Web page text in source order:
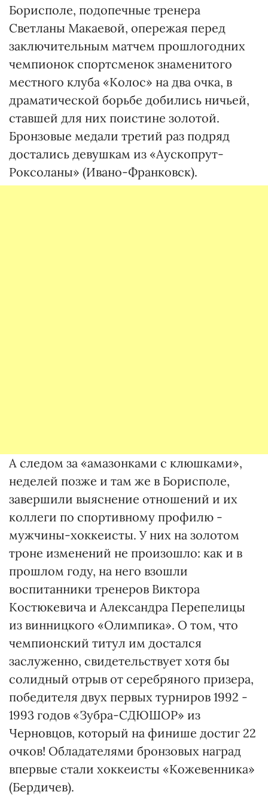
Борисполе, подопечные тренера
Светланы Макаевой, опережая перед
заключительным матчем прошлогодних
чемпионок спортсменок знаменитого
местного клуба «Колос» на два очка, в
драматической борьбе добились ничьей,
ставшей для них поистине золотой.
Бронзовые медали третий раз подряд
достались девушкам из «Аускопрут-
Роксоланы» (Ивано-Франковск).
А следом за «амазонками с клюшками»,
неделей позже и там же в Борисполе,
завершили выяснение отношений и их
коллеги по спортивному профилю -
мужчины-хоккеисты. У них на золотом
троне изменений не произошло: как и в
прошлом году, на него взошли
воспитанники тренеров Виктора
Костюкевича и Александра Перепелицы
из винницкого «Олимпика». О том, что
чемпионский титул им достался
заслуженно, свидетельствует хотя бы
солидный отрыв от серебряного призера,
победителя двух первых турниров 1992 -
1993 годов «Зубра-СДЮШОР» из
Черновцов, который на финише достиг 22
очков! Обладателями бронзовых наград
впервые стали хоккеисты «Кожевенника»
(Бердичев).